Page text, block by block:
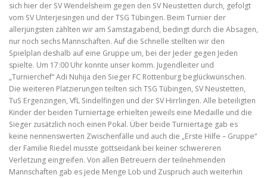
sich hier der SV Wendelsheim gegen den SV Neustetten durch, gefolgt
vom SV Unterjesingen und der TSG Tübingen. Beim Turnier der
allerjüngsten zählten wir am Samstagabend, bedingt durch die Absagen,
nur noch sechs Mannschaften. Auf die Schnelle stellten wir den
Spielplan deshalb auf eine Gruppe um, bei der Jeder gegen Jeden
spielte. Um 17:00 Uhr konnte unser komm. Jugendleiter und
„Turnierchef“ Adi Nuhija den Sieger FC Rottenburg beglückwünschen.
Die weiteren Platzierungen teilten sich TSG Tübingen, SV Neustetten,
TuS Ergenzingen, VfL Sindelfingen und der SV Hirrlingen. Alle beteiligten
Kinder der beiden Turniertage erhielten jeweils eine Medaille und die
Sieger zusätzlich noch einen Pokal. Über beide Turniertage gab es
keine nennenswerten Zwischenfälle und auch die „Erste Hilfe – Gruppe“
der Familie Riedel musste gottseidank bei keiner schwereren
Verletzung eingreifen. Von allen Betreuern der teilnehmenden
Mannschaften gab es jede Menge Lob und Zuspruch auch weiterhin